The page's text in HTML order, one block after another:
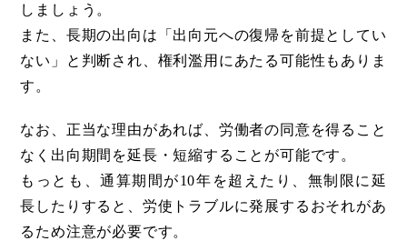
しましょう。
また、長期の出向は「出向元への復帰を前提としてい
ない」と判断され、権利濫用にあたる可能性もありま
す。
なお、正当な理由があれば、労働者の同意を得ること
なく出向期間を延長・短縮することが可能です。
もっとも、通算期間が10年を超えたり、無制限に延
長したりすると、労使トラブルに発展するおそれがあ
るため注意が必要です。